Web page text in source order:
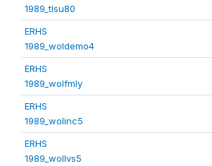
1989_tlsu80
ERHS
1989_woldemo4
ERHS
1989_wolfmly
ERHS
1989_wolinc5
ERHS
1989_wollvs5